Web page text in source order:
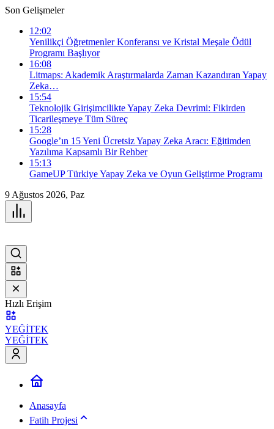
Son Gelişmeler
12:02
Yenilikçi Öğretmenler Konferansı ve Kristal Meşale Ödül
Programı Başlıyor
16:08
Litmaps: Akademik Araştırmalarda Zaman Kazandıran Yapay
Zeka…
15:54
Teknolojik Girişimcilikte Yapay Zeka Devrimi: Fikirden
Ticarileşmeye Tüm Süreç
15:28
Google’ın 15 Yeni Ücretsiz Yapay Zeka Aracı: Eğitimden
Yazılıma Kapsamlı Bir Rehber
15:13
GameUP Türkiye Yapay Zeka ve Oyun Geliştirme Programı
9 Ağustos 2026, Paz
Hızlı Erişim
YEĞİTEK
YEĞİTEK
Anasayfa
Fatih Projesi